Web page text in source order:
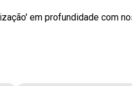
em profundidade com